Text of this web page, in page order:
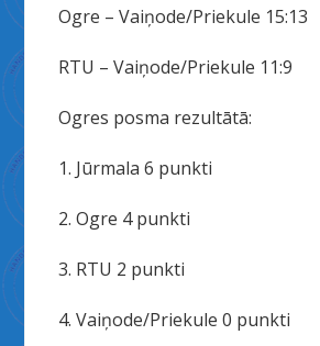
Ogre – Vaiņode/Priekule 15:13
RTU – Vaiņode/Priekule 11:9
Ogres posma rezultātā:
1. Jūrmala 6 punkti
2. Ogre 4 punkti
3. RTU 2 punkti
4. Vaiņode/Priekule 0 punkti